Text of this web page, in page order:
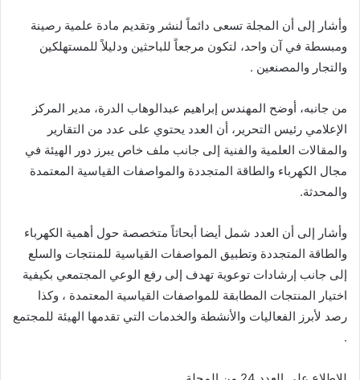
وأشار إلى أن المجلة تسعى دائماً لنشر وتقديم مادة علمية رصينة
ومبسطة في آن واحد، لتكون مرجعاً للباحثين ودليلاً للمستهلكين
والتجار والمصنعين .
من جانبه، أوضح المهندس إبراهيم عبدالوهاب الدرة، مدير المركز
الإعلامي رئيس التحرير، أن العدد يحتوي على عدد من التقارير
والمقالات العلمية والفنية إلى جانب ملف خاص يبرز دور الهيئة في
مجال الكهرباء والطاقة المتجددة والمواصفات القياسية المعتمدة
والمحدثة.
​وأشار إلى أن العدد شمل أيضا أبحاثاً متخصصة حول أهمية الكهرباء
والطاقة المتجددة وتطبيق المواصفات القياسية للمنتجات والسلع
إلى جانب إرشادات توعوية تهدف إلى رفع الوعي المجتمعي بكيفية
اختيار المنتجات المطابقة للمواصفات القياسية المعتمدة ، وكذا
رصد لأبرز الفعاليات والأنشطة والخدمات التي تقدمها الهيئة للمجتمع
.